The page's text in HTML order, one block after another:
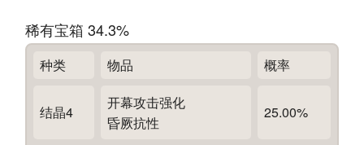
稀有宝箱 34.3%
种类 物品 概率
结晶4
开幕攻击强化
昏厥抗性
25.00%